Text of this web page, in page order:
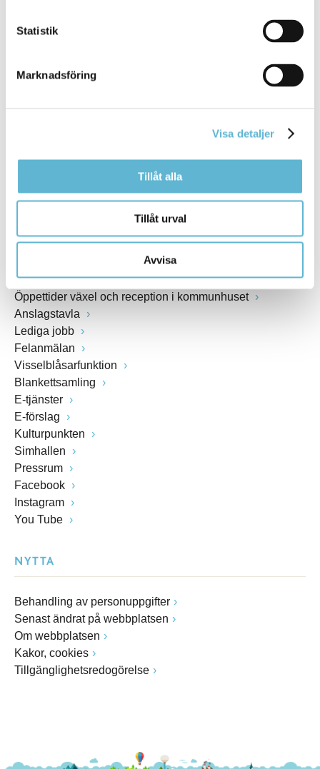
Statistik
Marknadsföring
Visa detaljer
Tillåt alla
Tillåt urval
Avvisa
Besöksadress
Box 18, 295 21 Bromölla
Fax: 0456-82 22 00
Öppettider växel och reception i kommunhuset
Anslagstavla
Lediga jobb
Felanmälan
Visselblåsarfunktion
Blankettsamling
E-tjänster
E-förslag
Kulturpunkten
Simhallen
Pressrum
Facebook
Instagram
You Tube
NYTTA
Behandling av personuppgifter
Senast ändrat på webbplatsen
Om webbplatsen
Kakor, cookies
Tillgänglighetsredogörelse